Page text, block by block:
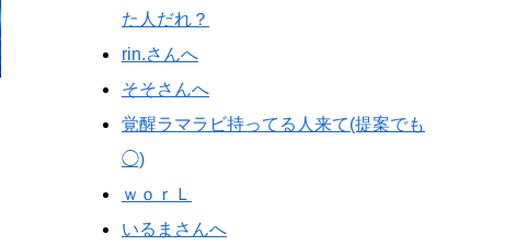
た人だれ？
rin.さんへ
そそさんへ
覚醒ラマラビ持ってる人来て(提案でも
◯)
ｗｏｒＬ
いるまさんへ